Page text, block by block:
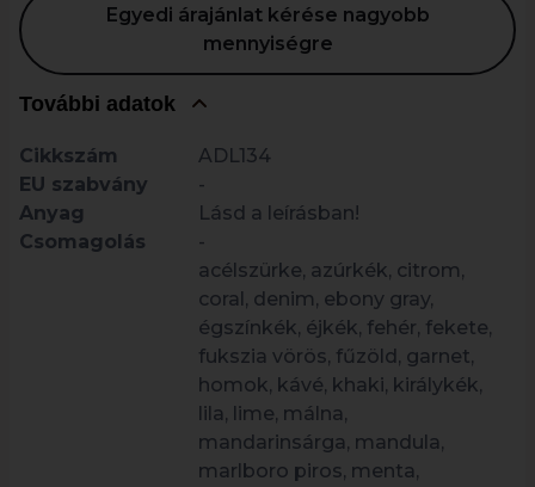
Egyedi árajánlat kérése nagyobb
mennyiségre
További adatok
Cikkszám
ADL134
EU szabvány
-
Anyag
Lásd a leírásban!
Csomagolás
-
acélszürke, azúrkék, citrom,
coral, denim, ebony gray,
égszínkék, éjkék, fehér, fekete,
fukszia vörös, fűzöld, garnet,
homok, kávé, khaki, királykék,
lila, lime, málna,
mandarinsárga, mandula,
marlboro piros, menta,